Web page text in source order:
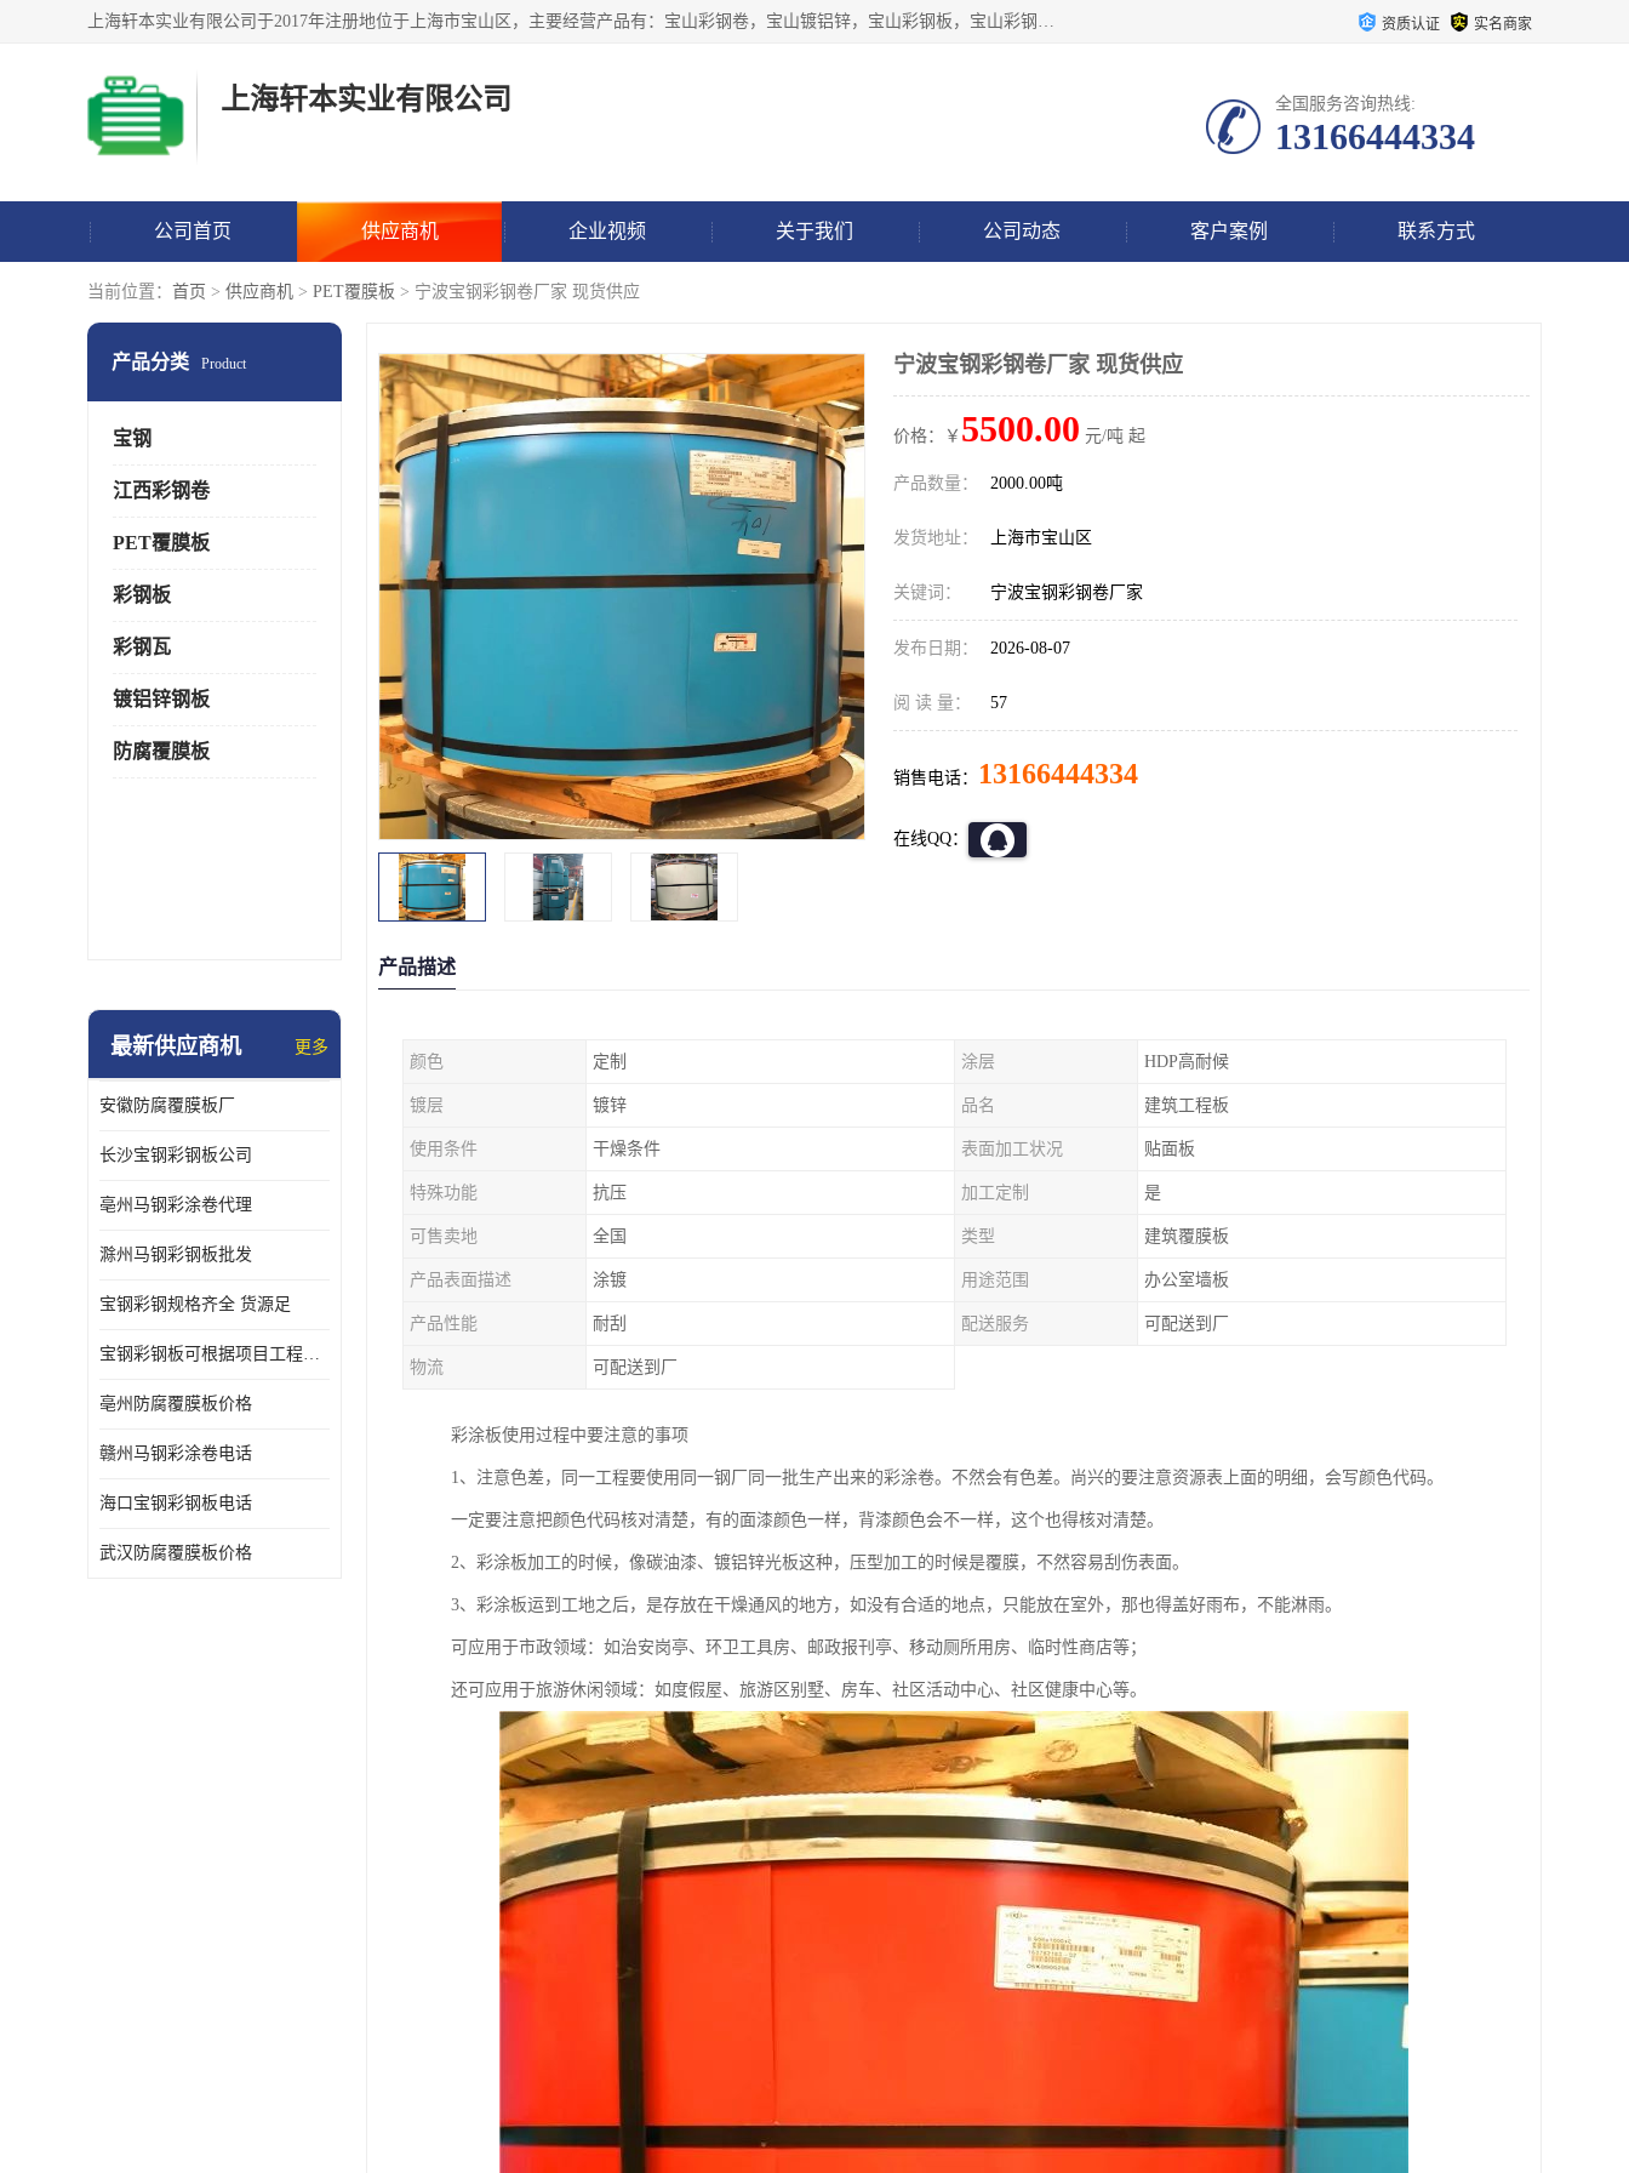
上海轩本实业有限公司于2017年注册地位于上海市宝山区，主要经营产品有：宝山彩钢卷，宝山镀铝锌，宝山彩钢板，宝山彩钢瓦等产品的生产和销售。 资质认证 实名商家
上海轩本实业有限公司 全国服务咨询热线:
13166444334
公司首页 供应商机 企业视频 关于我们 公司动态 客户案例 联系方式
当前位置： 首页 > 供应商机 > PET覆膜板 > 宁波宝钢彩钢卷厂家 现货供应
产品分类 Product
宝钢
江西彩钢卷
PET覆膜板
彩钢板
彩钢瓦
镀铝锌钢板
防腐覆膜板
最新供应商机 更多
安徽防腐覆膜板厂
长沙宝钢彩钢板公司
亳州马钢彩涂卷代理
滁州马钢彩钢板批发
宝钢彩钢规格齐全 货源足
宝钢彩钢板可根据项目工程定制
亳州防腐覆膜板价格
赣州马钢彩涂卷电话
海口宝钢彩钢板电话
武汉防腐覆膜板价格
宁波宝钢彩钢卷厂家 现货供应
价格：￥ 5500.00 元/吨 起
产品数量： 2000.00吨
发货地址： 上海市宝山区
关键词： 宁波宝钢彩钢卷厂家
发布日期： 2026-08-07
阅 读 量： 57
销售电话： 13166444334
在线QQ：
产品描述
颜色 定制 涂层 HDP高耐候
镀层 镀锌 品名 建筑工程板
使用条件 干燥条件 表面加工状况 贴面板
特殊功能 抗压 加工定制 是
可售卖地 全国 类型 建筑覆膜板
产品表面描述 涂镀 用途范围 办公室墙板
产品性能 耐刮 配送服务 可配送到厂
物流 可配送到厂
彩涂板使用过程中要注意的事项
1、注意色差，同一工程要使用同一钢厂同一批生产出来的彩涂卷。不然会有色差。尚兴的要注意资源表上面的明细，会写颜色代码。
一定要注意把颜色代码核对清楚，有的面漆颜色一样，背漆颜色会不一样，这个也得核对清楚。
2、彩涂板加工的时候，像碳油漆、镀铝锌光板这种，压型加工的时候是覆膜，不然容易刮伤表面。
3、彩涂板运到工地之后，是存放在干燥通风的地方，如没有合适的地点，只能放在室外，那也得盖好雨布，不能淋雨。
可应用于市政领域：如治安岗亭、环卫工具房、邮政报刊亭、移动厕所用房、临时性商店等；
还可应用于旅游休闲领域：如度假屋、旅游区别墅、房车、社区活动中心、社区健康中心等。